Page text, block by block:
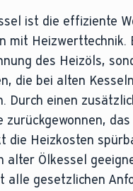
ist die effiziente
mit
des Heizöls,
die bei alten
Durch einen
zurückgewonnen, das
die Heizkosten
alter Ölkessel
gesetzlichen